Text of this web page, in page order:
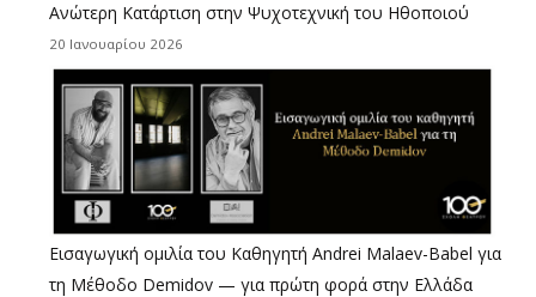
Ανώτερη Κατάρτιση στην Ψυχοτεχνική του Ηθοποιού
20 Ιανουαρίου 2026
Εισαγωγική ομιλία του Καθηγητή Andrei Malaev-Babel για
τη Μέθοδο Demidov — για πρώτη φορά στην Ελλάδα